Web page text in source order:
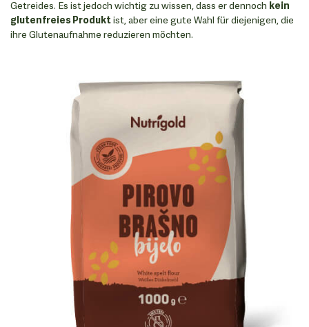
Getreides. Es ist jedoch wichtig zu wissen, dass er dennoch kein
glutenfreies Produktist, aber eine gute Wahl für diejenigen, die
ihre Glutenaufnahme reduzieren möchten.